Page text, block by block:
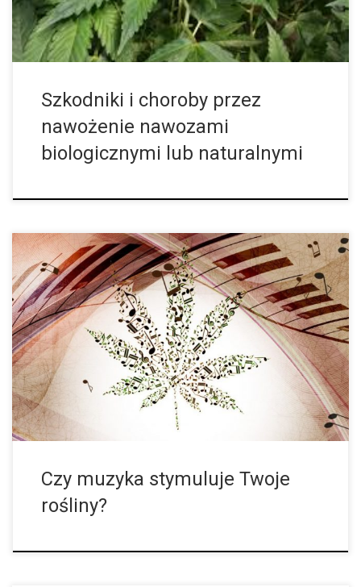
Szkodniki i choroby przez
nawożenie nawozami
biologicznymi lub naturalnymi
Muzyka i cannabis mają wiele wspólnego i pasują do siebie jak
dwie połówki jabłka. Muzyka to sztuka, która trafia przez uszy
do serca. Nie tylko ona sprawia, że zaznajemy duchowego […]
Czy muzyka stymuluje Twoje
rośliny?